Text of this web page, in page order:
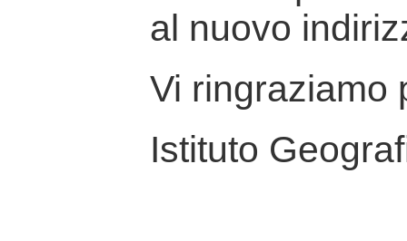
al nuovo
Vi ringraziamo
Istituto